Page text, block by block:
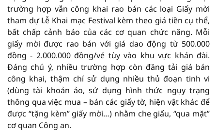
trường hợp vẫn công khai rao bán các loại Giấy mời
tham dự Lễ Khai mạc Festival kèm theo giá tiền cụ thể,
bất chấp cảnh báo của các cơ quan chức năng. Mỗi
giấy mời được rao bán với giá dao động từ 500.000
đồng - 2.000.000 đồng/vé tùy vào khu vực khán đài.
Đáng chú ý, nhiều trường hợp còn đăng tải giá bán
công khai, thậm chí sử dụng nhiều thủ đoạn tinh vi
(dùng tài khoản ảo, sử dụng hình thức ngụy trạng
thông qua việc mua – bán các giấy tờ, hiện vật khác để
được “tặng kèm” giấy mời…) nhằm che giấu, “qua mặt”
cơ quan Công an.